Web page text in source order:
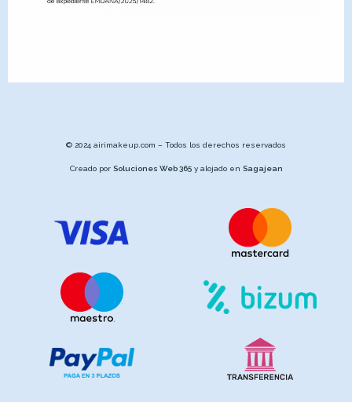
© 2024 airimakeup.com – Todos los derechos reservados
Creado por Soluciones Web 365y alojado en Sagajean